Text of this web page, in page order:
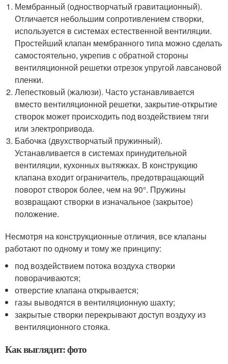
Мембранный (одностворчатый гравитационный).
Отличается небольшим сопротивлением створки,
используется в системах естественной вентиляции.
Простейший клапан мембранного типа можно сделать
самостоятельно, укрепив с обратной стороны
вентиляционной решетки отрезок упругой лавсановой
пленки.
Лепестковый (жалюзи). Часто устанавливается
вместо вентиляционной решетки, закрытие-открытие
створок может происходить под воздействием тяги
или электропривода.
Бабочка (двухстворчатый пружинный).
Устанавливается в системах принудительной
вентиляции, кухонных вытяжках. В конструкцию
клапана входит ограничитель, предотвращающий
поворот створок более, чем на 90°. Пружины
возвращают створки в изначальное (закрытое)
положение.
Несмотря на конструкционные отличия, все клапаны
работают по одному и тому же принципу:
под воздействием потока воздуха створки
поворачиваются;
отверстие клапана открывается;
газы выводятся в вентиляционную шахту;
закрытые створки перекрывают доступ воздуху из
вентиляционного стояка.
Как выглядит: фото